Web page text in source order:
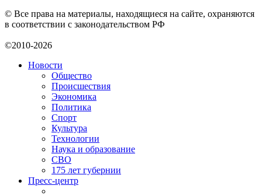
© Все права на материалы, находящиеся на сайте, охраняются
в соответствии с законодательством РФ
©2010-2026
Новости
Общество
Происшествия
Экономика
Политика
Спорт
Культура
Технологии
Наука и образование
СВО
175 лет губернии
Пресс-центр